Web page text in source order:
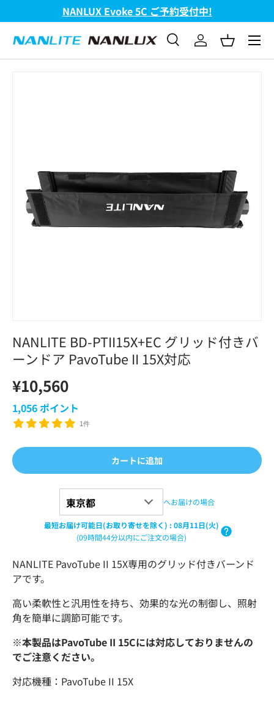
コンテンツへスキップ
NANLUX Evoke 5C ご予約受付中!
検索
検索 ログインバスケッ
メニ
NANLITE BD-PTII15X+EC グリッド付きバ
ーンドア PavoTube II 15X対応
¥10,560
1,056ポイント
1件
カートに追加
へお届けの場合
最短お届け可能日(お取り寄せを除く) : 08月11日(火)
(09時間44分以内にご注文の場合)
NANLITE PavoTube II 15X専用のグリッド付きバーンド
アです。
高い柔軟性と汎用性を持ち、効果的な光の制御し、照射
角を簡単に調節可能です。
※本製品はPavoTube II 15Cには対応しておりませんの
でご注意ください。
対応機種： PavoTube II 15X